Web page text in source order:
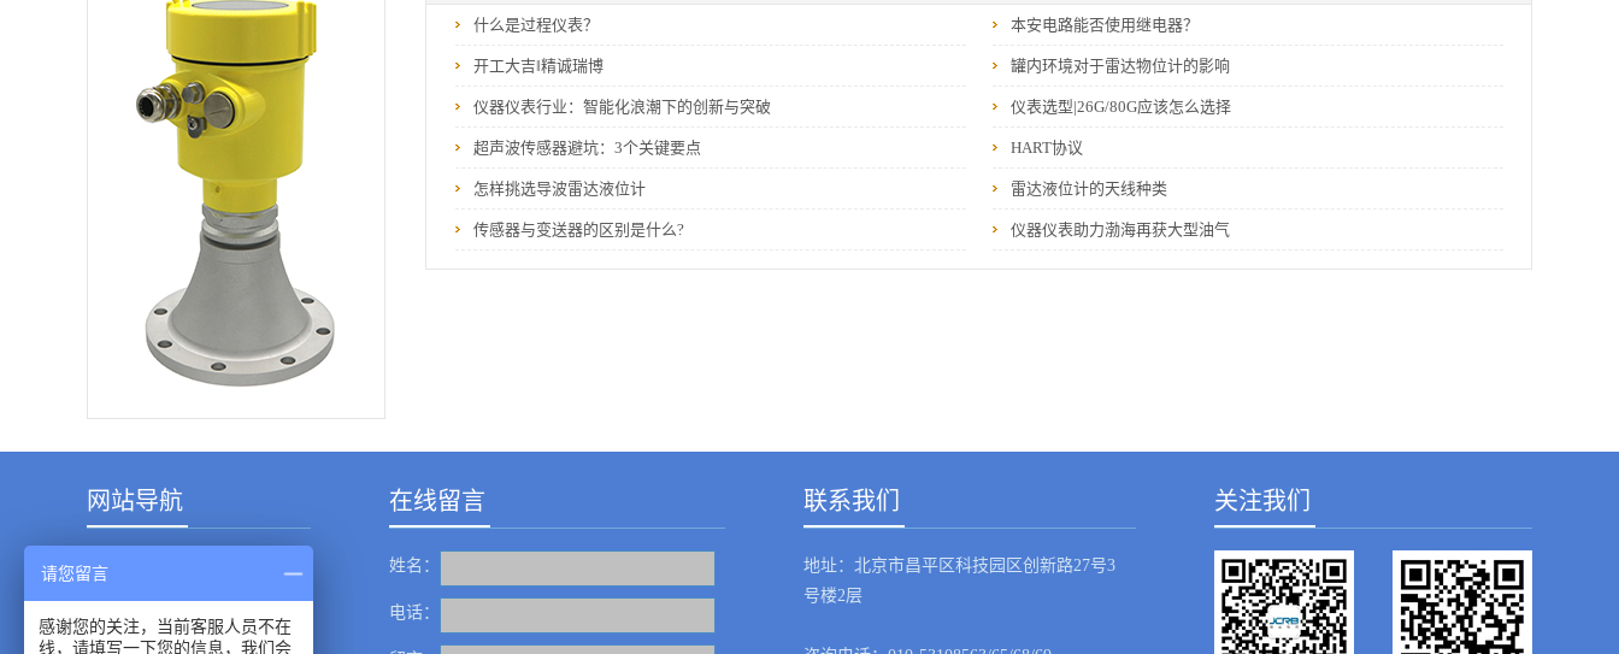
念，将产品本身融入
约2KG，便于安装多
种输出电路接口与采
集系统配合防护等级
更高3、公司信息北京
精诚瑞博仪表有限公
司专业生产各种物位
仪表价格合理 质量过
硬 服务一流咨询电
什么是过程仪表？ 本安电路能否使用继电器？
开工大吉‖精诚瑞博 罐内环境对于雷达物位计的影响
仪器仪表行业：智能化浪潮下的创新与突破 仪表选型|26G/80G应该怎么选择
超声波传感器避坑：3个关键要点 HART协议
怎样挑选导波雷达液位计 雷达液位计的天线种类
传感器与变送器的区别是什么? 仪器仪表助力渤海再获大型油气
网站导航
产品中心
在线留言
姓名：
电话：
联系我们
地址：北京市昌平区科技园区创新路27号3
号楼2层
关注我们
请您留言
感谢您的关注，当前客服人员不在
线，请填写一下您的信息，我们会